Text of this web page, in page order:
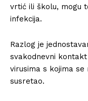
vrtić ili školu, mogu
infekcija.
Razlog je
svakodnevni
virusima s kojima se
susretao.